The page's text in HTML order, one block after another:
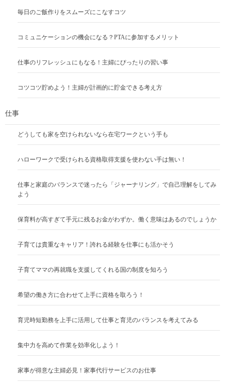
毎日のご飯作りをスムーズにこなすコツ
コミュニケーションの機会になる？PTAに参加するメリット
仕事のリフレッシュにもなる！主婦にぴったりの習い事
コツコツ貯めよう！主婦が計画的に貯金できる考え方
仕事
どうしても家を空けられないなら在宅ワークという手も
ハローワークで受けられる資格取得支援を使わない手は無い！
仕事と家庭のバランスで迷ったら「ジャーナリング」で自己理解をしてみ
よう
保育料が高すぎて手元に残るお金がわずか。働く意味はあるのでしょうか
子育ては貴重なキャリア！誇れる経験を仕事にも活かそう
子育てママの再就職を支援してくれる国の制度を知ろう
希望の働き方に合わせて上手に資格を取ろう！
育児時短勤務を上手に活用して仕事と育児のバランスを考えてみる
集中力を高めて作業を効率化しよう！
家事が得意な主婦必見！家事代行サービスのお仕事